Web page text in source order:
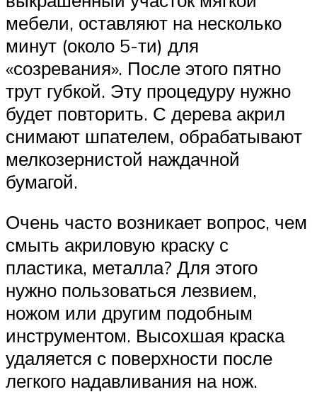
мебели, оставляют на несколько
минут (около 5-ти) для
«созревания». После этого пятно
трут губкой. Эту процедуру нужно
будет повторить. С дерева акрил
снимают шпателем, обрабатывают
мелкозернистой наждачной
бумагой.
Очень часто возникает вопрос, чем
смыть акриловую краску с
пластика, металла? Для этого
нужно пользоваться лезвием,
ножом или другим подобным
инструментом. Высохшая краска
удаляется с поверхности после
легкого надавливания на нож.